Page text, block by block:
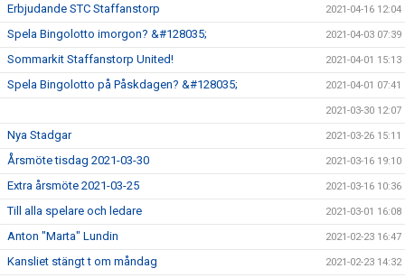
Erbjudande STC Staffanstorp 2021-04-16 12:04
Spela Bingolotto imorgon? &#128035; 2021-04-03 07:39
Sommarkit Staffanstorp United! 2021-04-01 15:13
Spela Bingolotto på Påskdagen? &#128035; 2021-04-01 07:41
2021-03-30 12:07
Nya Stadgar 2021-03-26 15:11
Årsmöte tisdag 2021-03-30 2021-03-16 19:10
Extra årsmöte 2021-03-25 2021-03-16 10:36
Till alla spelare och ledare 2021-03-01 16:08
Anton "Marta" Lundin 2021-02-23 16:47
Kansliet stängt t om måndag 2021-02-23 14:32